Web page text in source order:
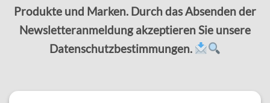
Produkte und Marken. Durch das Absenden der
Newsletteranmeldung akzeptieren Sie unsere
Datenschutzbestimmungen.